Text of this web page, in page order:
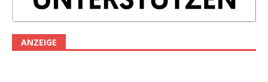
ANZEIGE